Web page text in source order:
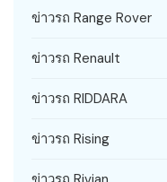
ข่าวรถ Range Rover
ข่าวรถ Renault
ข่าวรถ RIDDARA
ข่าวรถ Rising